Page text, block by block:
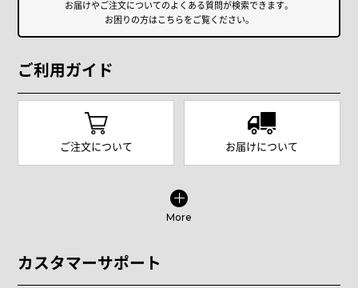
お届けやご注文についてのよくある質問が検索できます。
お困りの方はこちらをご覧ください。
ご利用ガイド
ご注文について お届けについて
More
カスタマーサポート